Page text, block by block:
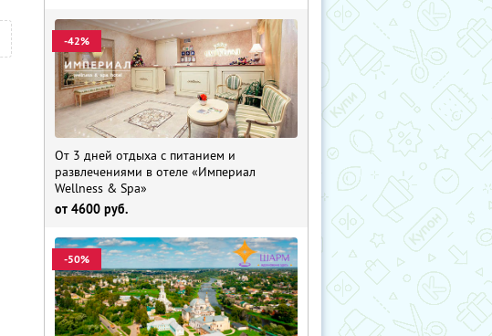
-42%
От 3 дней отдыха с питанием и
развлечениями в отеле «Империал
Wellness & Spa»
от 4600 руб.
-50%